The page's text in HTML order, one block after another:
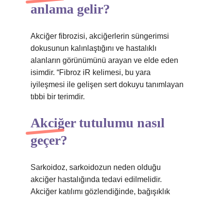
anlama gelir?
Akciğer fibrozisi, akciğerlerin süngerimsi
dokusunun kalınlaştığını ve hastalıklı
alanların görünümünü arayan ve elde eden
isimdir. “Fibroz iR kelimesi, bu yara
iyileşmesi ile gelişen sert dokuyu tanımlayan
tıbbi bir terimdir.
Akciğer tutulumu nasıl
geçer?
Sarkoidoz, sarkoidozun neden olduğu
akciğer hastalığında tedavi edilmelidir.
Akciğer katılımı gözlendiğinde, bağışıklık